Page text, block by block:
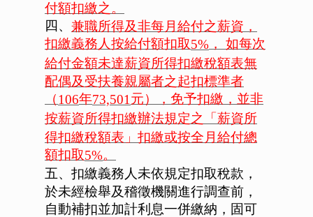
付額扣繳之。
四、 兼職所得及非每月給付之薪資，
扣繳義務人按給付額扣取5% ， 如每次
給付金額未達薪資所得扣繳稅額表無
配偶及受扶養親屬者之起扣標準者
（106年73,501元），免予扣繳，並非
按薪資所得扣繳辦法規定之「薪資所
得扣繳稅額表」扣繳或按全月給付總
額扣取5%。
五、扣繳義務人未依規定扣取稅款，
於未經檢舉及稽徵機關進行調查前，
自動補扣並加計利息一併繳納，固可